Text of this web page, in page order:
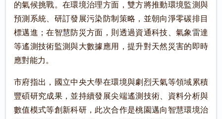
的氣候挑戰。在環境治理方面，雙方將推動環境監測與
預測系統、研訂發展污染防制策略，並朝向淨零碳排目
標邁進；在智慧防災方面，則透過資通科技、氣象雷達
等遙測技術監測與大數據應用，提升對天然災害的即時
應對能力。
市府指出，國立中央大學在環境與劇烈天氣等領域累積
豐碩研究成果，並持續發展尖端遙測技術、資料分析與
數值模式等創新科研，此次合作是桃園邁向智慧環境治